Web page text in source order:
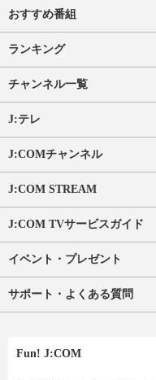
おすすめ番組
ランキング
チャンネル一覧
J:テレ
J:COMチャンネル
J:COM STREAM
J:COM TVサービスガイド
イベント・プレゼント
サポート・よくある質問
Fun! J:COM